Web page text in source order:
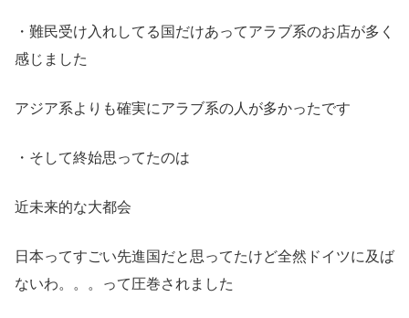
・難民受け入れしてる国だけあってアラブ系のお店が多く
感じました
アジア系よりも確実にアラブ系の人が多かったです
・そして終始思ってたのは
近未来的な大都会
日本ってすごい先進国だと思ってたけど全然ドイツに及ば
ないわ。。。って圧巻されました